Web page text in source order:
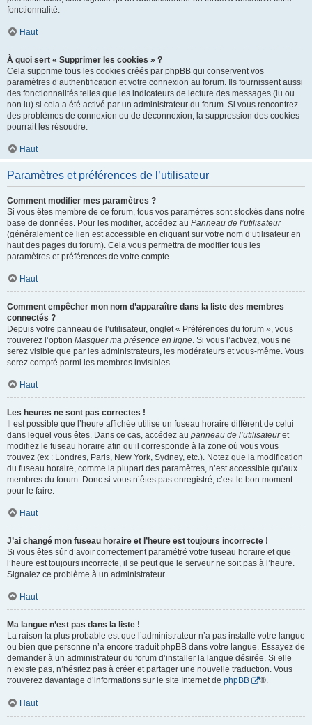
fonctionnalité.
Haut
À quoi sert « Supprimer les cookies » ?
Cela supprime tous les cookies créés par phpBB qui conservent vos
paramètres d’authentification et votre connexion au forum. Ils fournissent aussi
des fonctionnalités telles que les indicateurs de lecture des messages (lu ou
non lu) si cela a été activé par un administrateur du forum. Si vous rencontrez
des problèmes de connexion ou de déconnexion, la suppression des cookies
pourrait les résoudre.
Haut
Paramètres et préférences de l’utilisateur
Comment modifier mes paramètres ?
Si vous êtes membre de ce forum, tous vos paramètres sont stockés dans notre
base de données. Pour les modifier, accédez au Panneau de l’utilisateur
(généralement ce lien est accessible en cliquant sur votre nom d’utilisateur en
haut des pages du forum). Cela vous permettra de modifier tous les
paramètres et préférences de votre compte.
Haut
Comment empêcher mon nom d’apparaître dans la liste des membres
connectés ?
Depuis votre panneau de l’utilisateur, onglet « Préférences du forum », vous
trouverez l’option Masquer ma présence en ligne. Si vous l’activez, vous ne
serez visible que par les administrateurs, les modérateurs et vous-même. Vous
serez compté parmi les membres invisibles.
Haut
Les heures ne sont pas correctes !
Il est possible que l’heure affichée utilise un fuseau horaire différent de celui
dans lequel vous êtes. Dans ce cas, accédez au panneau de l’utilisateuret
modifiez le fuseau horaire afin qu’il corresponde à la zone où vous vous
trouvez (ex : Londres, Paris, New York, Sydney, etc.). Notez que la modification
du fuseau horaire, comme la plupart des paramètres, n’est accessible qu’aux
membres du forum. Donc si vous n’êtes pas enregistré, c’est le bon moment
pour le faire.
Haut
J’ai changé mon fuseau horaire et l’heure est toujours incorrecte !
Si vous êtes sûr d’avoir correctement paramétré votre fuseau horaire et que
l’heure est toujours incorrecte, il se peut que le serveur ne soit pas à l’heure.
Signalez ce problème à un administrateur.
Haut
Ma langue n’est pas dans la liste !
La raison la plus probable est que l’administrateur n’a pas installé votre langue
ou bien que personne n’a encore traduit phpBB dans votre langue. Essayez de
demander à un administrateur du forum d’installer la langue désirée. Si elle
n’existe pas, n’hésitez pas à créer et partager une nouvelle traduction. Vous
trouverez davantage d’informations sur le site Internet de phpBB ®.
Haut